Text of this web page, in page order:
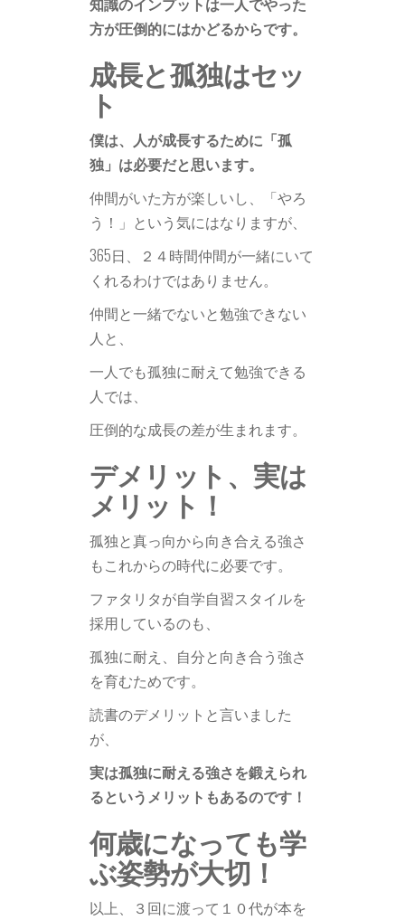
方が圧倒的にはかどるからです。
成長と孤独はセッ
ト
僕は、人が成長するために「孤
独」は必要だと思います。
仲間がいた方が楽しいし、「やろ
う！」という気にはなりますが、
365日、２４時間仲間が一緒にいて
くれるわけではありません。
仲間と一緒でないと勉強できない
人と、
一人でも孤独に耐えて勉強できる
人では、
圧倒的な成長の差が生まれます。
デメリット、実は
メリット！
孤独と真っ向から向き合える強さ
もこれからの時代に必要です。
ファタリタが自学自習スタイルを
採用しているのも、
孤独に耐え、自分と向き合う強さ
を育むためです。
読書のデメリットと言いました
が、
実は孤独に耐える強さを鍛えられ
るというメリットもあるのです！
何歳になっても学
ぶ姿勢が大切！
以上、３回に渡って１０代が本を